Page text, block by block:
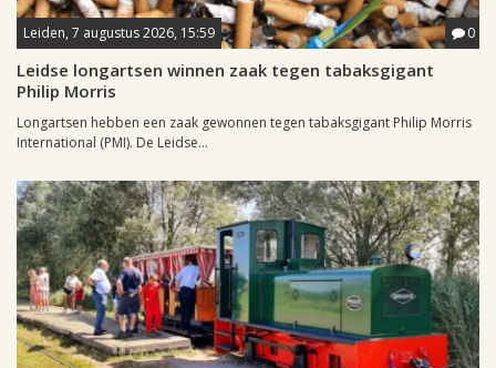
Leiden, 7 augustus 2026, 15:59 0
Leidse longartsen winnen zaak tegen tabaksgigant
Philip Morris
Longartsen hebben een zaak gewonnen tegen tabaksgigant Philip Morris
International (PMI). De Leidse...